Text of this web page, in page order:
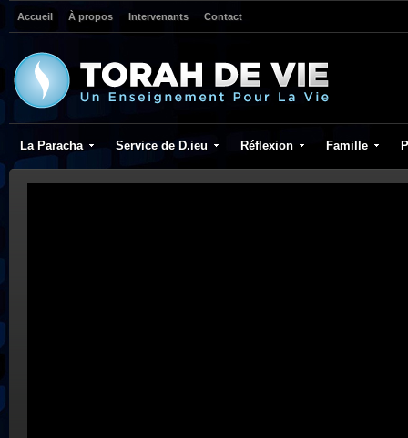
Accueil À propos Intervenants Contact
La Paracha Service de D.ieu Réflexion Famille